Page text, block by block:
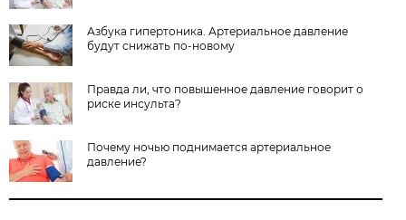
Азбука гипертоника. Артериальное давление
будут снижать по-новому
Правда ли, что повышенное давление говорит о
риске инсульта?
Почему ночью поднимается артериальное
давление?